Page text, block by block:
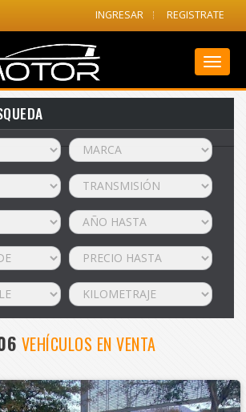
INGRESAR REGISTRATE
VEHÍCULOS EN VENTA